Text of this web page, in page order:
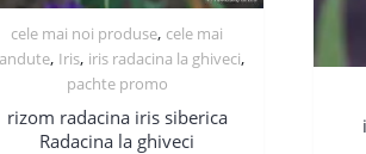
cele mai noi produse, cele mai
, Iris, iris radacina la ghiveci,
pachte promo
rizom radacina iris siberica
Radacina la ghiveci